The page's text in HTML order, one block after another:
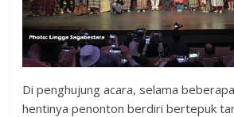
Di penghujung acara, selama
hentinya penonton berdiri bertepuk